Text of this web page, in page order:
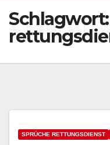
Schlagwort:
SPRÜCHE RETTUNGSDIENST